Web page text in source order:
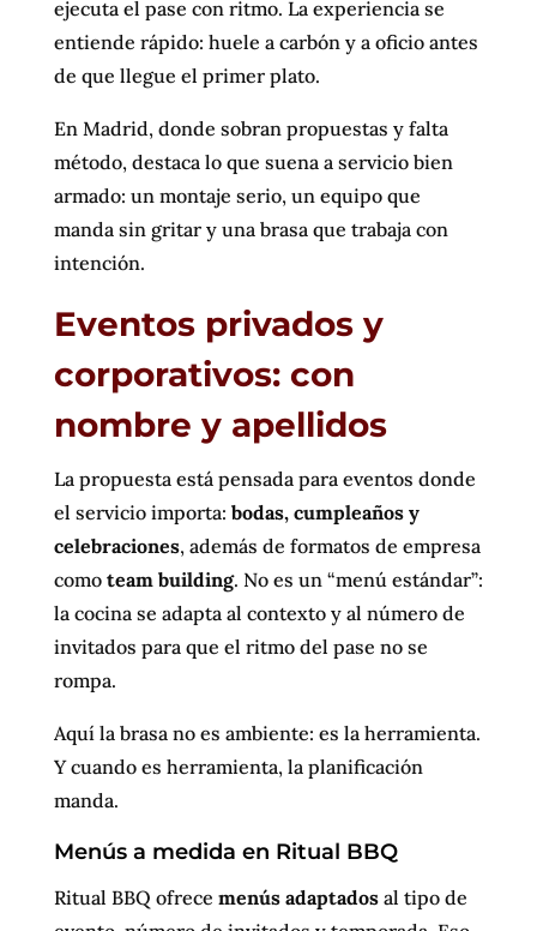
ejecuta el pase con ritmo. La experiencia se
entiende rápido: huele a carbón y a oficio antes
de que llegue el primer plato.
En Madrid, donde sobran propuestas y falta
método, destaca lo que suena a servicio bien
armado: un montaje serio, un equipo que
manda sin gritar y una brasa que trabaja con
intención.
Eventos privados y
corporativos: con
nombre y apellidos
La propuesta está pensada para eventos donde
el servicio importa: bodas, cumpleaños y
celebraciones, además de formatos de empresa
como team building. No es un “menú estándar”:
la cocina se adapta al contexto y al número de
invitados para que el ritmo del pase no se
rompa.
Aquí la brasa no es ambiente: es la herramienta.
Y cuando es herramienta, la planificación
manda.
Menús a medida en Ritual BBQ
Ritual BBQ ofrece menús adaptadosal tipo de